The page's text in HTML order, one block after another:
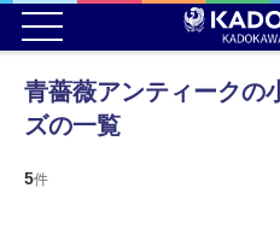
青薔薇アンティークの
ズの一覧
5件